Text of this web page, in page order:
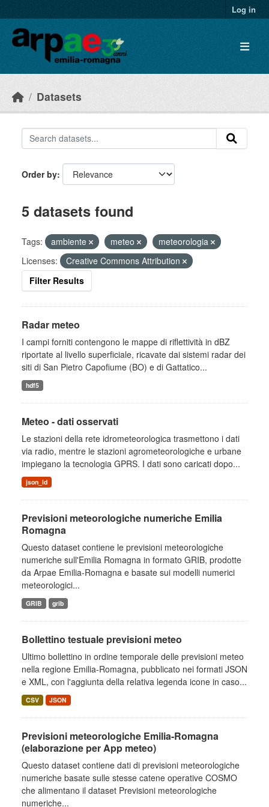
Log in
Datasets
Order by
5 datasets found
Tags: ambiente meteo
meteorologia
Licenses:
Creative Commons Attribution
Filter Results
Radar meteo
I campi forniti contengono le mappe di riflettività in dBZ
riportate al livello superficiale, ricavate dai sistemi radar dei
siti di San Pietro Capofiume (BO) e di Gattatico...
hdf5
Meteo - dati osservati
Le stazioni della rete idrometeorologica trasmettono i dati
via radio, mentre le stazioni agrometeorologiche e urbane
impiegano la tecnologia GPRS. I dati sono caricati dopo...
json_ld
Previsioni meteorologiche numeriche Emilia
Romagna
Questo dataset contiene le previsioni meteorologiche
numeriche sull'Emilia Romagna in formato GRIB, prodotte
da Arpae Emilia-Romagna e basate sui modelli numerici
meteorologici...
GRIB grib
Bollettino testuale previsioni meteo
Ultimo bollettino in ordine temporale delle previsioni meteo
nella regione Emilia-Romagna, pubblicato nei formati JSON
e XML, con l'aggiunta della relativa legenda icone in caso...
CSV JSON
Previsioni meteorologiche Emilia-Romagna
(elaborazione per App meteo)
Questo dataset contiene dati di previsioni meteorologiche
numeriche basate sulle stesse catene operative COSMO
che alimentano il dataset Previsioni meteorologiche
numeriche...